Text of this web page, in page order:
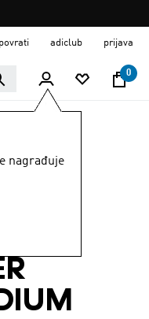
adiclub prijava
0
nagrađuje